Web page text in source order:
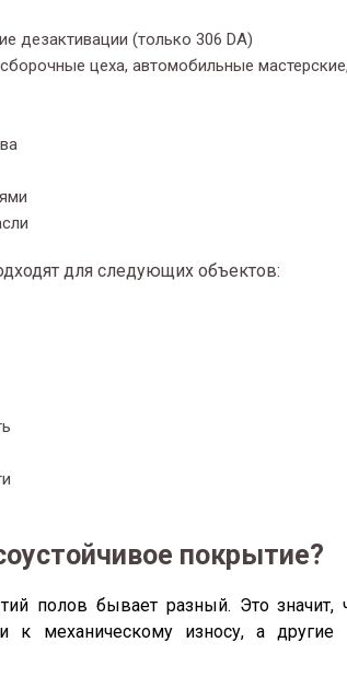
дезактивации (только 306 DA)
цеха, автомобильные
для следующих объектов:
покрытие?
полов бывает разный. Это
к механическому износу, а